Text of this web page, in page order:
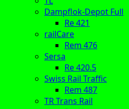
Dampflok-Depot Full
Re 421
railCare
Rem 476
Sersa
Re 420.5
Swiss Rail Traffic
Rem 487
TR Trans Rail